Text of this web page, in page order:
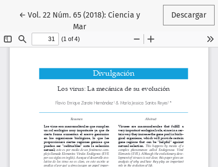
←Volver a los detalles del artículo
Vol. 22 Núm. 65 (2018): Ciencia y
Mar
Descargar